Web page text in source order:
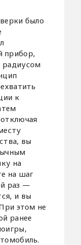
было
прибор,
к
вы
на
на шаг
раз —
и вы
этом не
ранее